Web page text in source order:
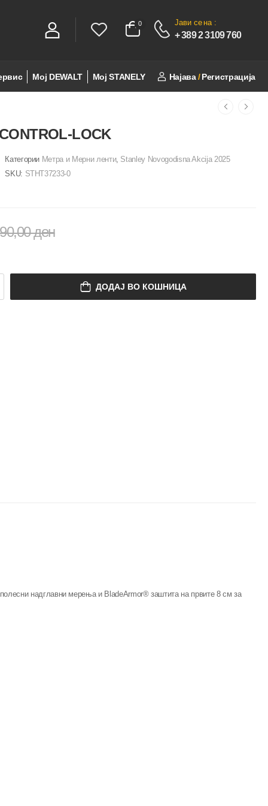
0 0 Јави се на :
+ 389 2 3109 760
Мој DEWALT Мој STANELY Најава / Регистрација
LOCK
Категории Метра и Мерни ленти, Stanley Novogodisna Akcija 2025
SKU: STHT37233-0
ден
ДОДАЈ ВО КОШНИЦА
надглавни мерења и BladeArmor® заштита на првите 8 см за